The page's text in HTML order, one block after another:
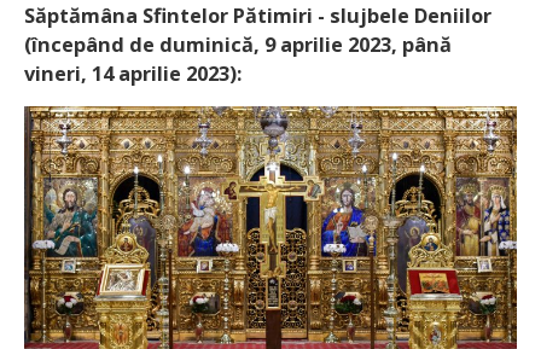
Săptămâna Sfintelor Pătimiri - slujbele ­Deniilor
(începând de duminică, 9 aprilie 2023, până
vineri, 14 aprilie 2023):